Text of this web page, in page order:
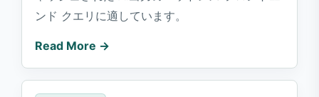
ンド クエリに適しています。
Read More →